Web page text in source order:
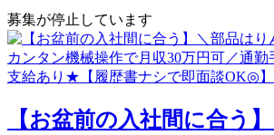
募集が停止しています
【お盆前の入社間に合う